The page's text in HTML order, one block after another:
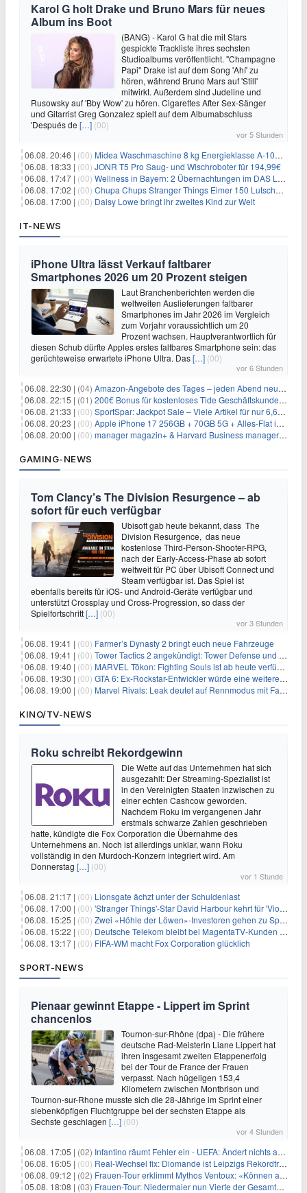
Karol G holt Drake und Bruno Mars für neues
Album ins Boot
(BANG) - Karol G hat die mit Stars
gespickte Trackliste ihres sechsten
Studioalbums veröffentlicht. "Champagne
Papi" Drake ist auf dem Song 'Ahí' zu
hören, während Bruno Mars auf 'Still'
mitwirkt. Außerdem sind Judeline und
Rusowsky auf 'Bby Wow' zu hören. Cigarettes After Sex-Sänger
und Gitarrist Greg Gonzalez spielt auf dem Albumabschluss
'Después de […] (00)
vor 5 Stunden
06.08. 20:46 | (00) Midea Waschmaschine 8 kg Energieklasse A-10% 1400 U/Min für 289,97€
06.08. 18:33 | (00) JONR T5 Pro Saug- und Wischroboter für 194,99€
06.08. 17:47 | (00) Wellness in Bayern: 2 Übernachtungen im DAS LUDWIG Sports Resort inkl. HP + Wellness ab 174€ p.P.
06.08. 17:02 | (00) Chupa Chups Stranger Things Eimer 150 Lutscher für 21,95€
06.08. 17:00 | (00) Daisy Lowe bringt ihr zweites Kind zur Welt
IT-NEWS
iPhone Ultra lässt Verkauf faltbarer
Smartphones 2026 um 20 Prozent steigen
Laut Branchenberichten werden die
weltweiten Auslieferungen faltbarer
Smartphones im Jahr 2026 im Vergleich
zum Vorjahr voraussichtlich um 20
Prozent wachsen. Hauptverantwortlich für
diesen Schub dürfte Apples erstes faltbares Smartphone sein: das
gerüchteweise erwartete iPhone Ultra. Das[…] (00)
vor 6 Stunden
06.08. 22:30 | (04) Amazon-Angebote des Tages – jeden Abend neue Deals zum Stöbern
06.08. 22:15 | (01) 200€ Bonus für kostenloses Tide Geschäftskundenkonto
06.08. 21:33 | (00) SportSpar: Jackpot Sale – Viele Artikel für nur 6,66€ – nur 48 Stunden
06.08. 20:23 | (00) Apple iPhone 17 256GB + 70GB 5G + Alles-Flat im Vodafone-Netz für 34,99€/Monat – eff. 4,65€/Monat
06.08. 20:00 | (00) manager magazin+ & Harvard Business manager+ Digital-Kombi-Abo 1 Monat kostenlos
GAMING-NEWS
Tom Clancy’s The Division Resurgence – ab
sofort für euch verfügbar
Ubisoft gab heute bekannt, dass The
Division Resurgence, das neue
kostenlose Third-Person-Shooter-RPG,
nach der Early-Access-Phase ab sofort
weltweit für PC über Ubisoft Connect und
Steam verfügbar ist. Das Spiel ist
ebenfalls bereits für iOS- und Android-Geräte verfügbar und
unterstützt Crossplay und Cross-Progression, so dass der
Spielfortschritt[…] (00)
vor 3 Stunden
06.08. 19:41 | (00) Farmer’s Dynasty 2 bringt euch neue Fahrzeuge
06.08. 19:41 | (00) Tower Tactics 2 angekündigt: Tower Defense und Deckbuilding Kombo kehrt zurück
06.08. 19:40 | (00) MARVEL Tōkon: Fighting Souls ist ab heute verfügbar
06.08. 19:30 | (00) GTA 6: Ex-Rockstar-Entwickler würde eine weitere Verschiebung nicht überraschen
06.08. 19:00 | (00) Marvel Rivals: Leak deutet auf Rennmodus mit Fahrzeugen hin
KINO/TV-NEWS
Roku schreibt Rekordgewinn
Die Wette auf das Unternehmen hat sich
ausgezahlt: Der Streaming-Spezialist ist
in den Vereinigten Staaten inzwischen zu
einer echten Cashcow geworden.
Nachdem Roku im vergangenen Jahr
erstmals schwarze Zahlen geschrieben
hatte, kündigte die Fox Corporation die Übernahme des
Unternehmens an. Noch ist allerdings unklar, wann Roku
vollständig in den Murdoch-Konzern integriert wird. Am
Donnerstag […] (00)
vor 1 Stunde
06.08. 21:17 | (00) Lionsgate ächzt unter der Schuldenlast
06.08. 17:00 | (00) 'Stranger Things'-Star David Harbour kehrt für 'Violent Night 2' zurück – Kristen Bell stößt zur Besetzung
06.08. 15:25 | (00) Zwei «Höhle der Löwen»-Investoren gehen zu Springer
06.08. 15:22 | (00) Deutsche Telekom bleibt bei MagentaTV-Kunden vage
06.08. 13:17 | (00) FIFA-WM macht Fox Corporation glücklich
SPORT-NEWS
Pienaar gewinnt Etappe - Lippert im Sprint
chancenlos
Tournon-sur-Rhône (dpa) - Die frühere
deutsche Rad-Meisterin Liane Lippert hat
ihren insgesamt zweiten Etappenerfolg
bei der Tour de France der Frauen
verpasst. Nach hügeligen 153,4
Kilometern zwischen Montbrison und
Tournon-sur-Rhone musste sich die 28-Jährige im Sprint einer
siebenköpfigen Fluchtgruppe bei der sechsten Etappe als
Sechste geschlagen […] (00)
vor 4 Stunden
06.08. 17:05 | (02) Infantino räumt Fehler ein - UEFA: Ändert nichts an Boykott
06.08. 16:05 | (00) Real-Wechsel fix: Diomande ist Leipzigs Rekordtransfer
06.08. 09:12 | (02) Frauen-Tour erklimmt Mythos Ventoux: «Können alles schaffen»
05.08. 18:08 | (03) Frauen-Tour: Niedermaier nun Vierte der Gesamtwertung